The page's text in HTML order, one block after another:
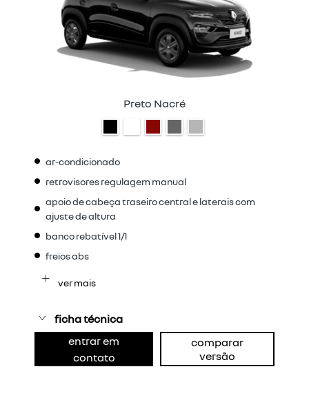
Preto Nacré
ar-condicionado
retrovisores regulagem manual
apoio de cabeça traseiro central e laterais com
ajuste de altura
banco rebatível 1/1
freios abs
ver mais
ficha técnica
entrar em
contato
comparar
versão